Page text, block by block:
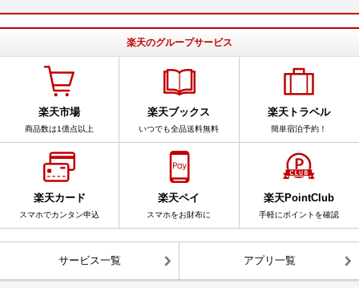
楽天のグループサービス
楽天市場
商品数は1億点以上
楽天ブックス
いつでも全品送料無料
楽天トラベル
簡単宿泊予約！
楽天カード
スマホでカンタン申込
楽天ペイ
スマホをお財布に
楽天PointClub
手軽にポイントを確認
サービス一覧 アプリ一覧